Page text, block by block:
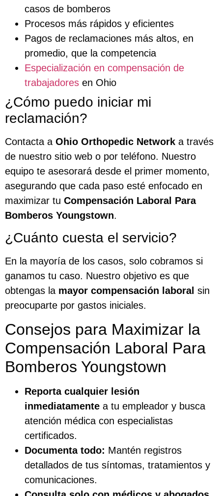
casos de bomberos
Procesos más rápidos y eficientes
Pagos de reclamaciones más altos, en
promedio, que la competencia
Especialización en compensación de
trabajadores en Ohio
¿Cómo puedo iniciar mi
reclamación?
Contacta a Ohio Orthopedic Network a través
de nuestro sitio web o por teléfono. Nuestro
equipo te asesorará desde el primer momento,
asegurando que cada paso esté enfocado en
maximizar tu Compensación Laboral Para
Bomberos Youngstown.
¿Cuánto cuesta el servicio?
En la mayoría de los casos, solo cobramos si
ganamos tu caso. Nuestro objetivo es que
obtengas la mayor compensación laboral sin
preocuparte por gastos iniciales.
Consejos para Maximizar la
Compensación Laboral Para
Bomberos Youngstown
Reporta cualquier lesión
inmediatamente a tu empleador y busca
atención médica con especialistas
certificados.
Documenta todo: Mantén registros
detallados de tus síntomas, tratamientos y
comunicaciones.